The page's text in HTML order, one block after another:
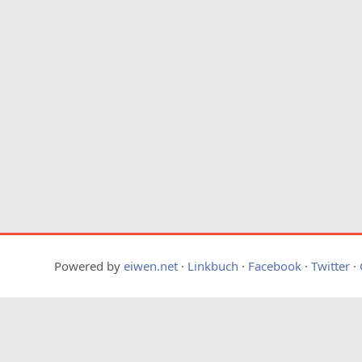
Powered by eiwen.net · Linkbuch · Facebook · Twitter ·